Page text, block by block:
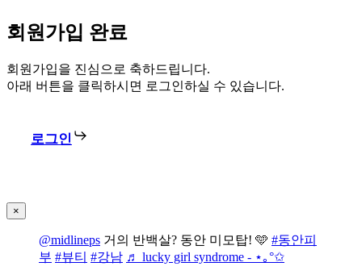
회원가입 완료
회원가입을 진심으로 축하드립니다.
아래 버튼을 클릭하시면 로그인하실 수 있습니다.
로그인
×
@midlineps 거의 반백살? 동안 미모탑! 🩵 #동안피
부 #뷰티 #강남 ♬ lucky girl syndrome - ⋆｡°✩